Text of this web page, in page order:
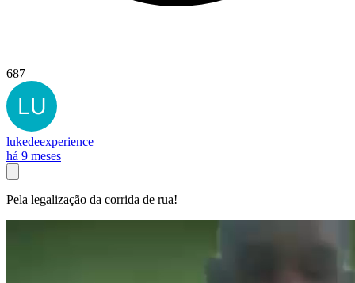
687
lukedeexperience
há 9 meses
Pela legalização da corrida de rua!